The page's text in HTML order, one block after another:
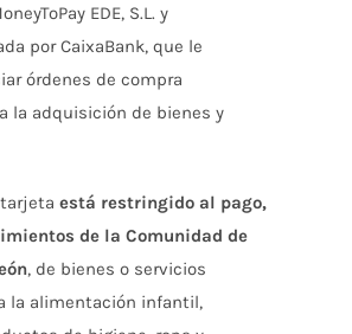
EDE, S.L. y
por CaixaBank, que le
órdenes de compra
la adquisición de bienes y
está restringido al pago,
de la Comunidad de
, de bienes o servicios
la alimentación infantil,